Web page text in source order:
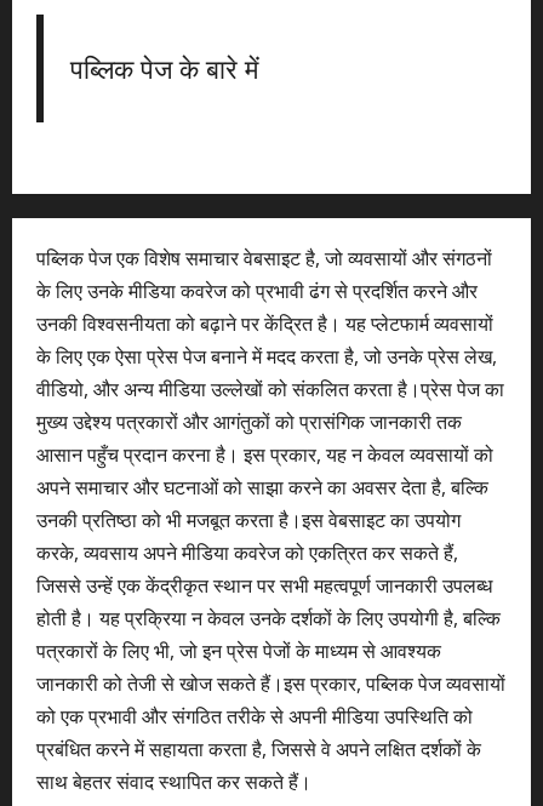
पब्लिक पेज के बारे में
पब्लिक पेज एक विशेष समाचार वेबसाइट है, जो व्यवसायों और संगठनों
के लिए उनके मीडिया कवरेज को प्रभावी ढंग से प्रदर्शित करने और
उनकी विश्वसनीयता को बढ़ाने पर केंद्रित है। यह प्लेटफार्म व्यवसायों
के लिए एक ऐसा प्रेस पेज बनाने में मदद करता है, जो उनके प्रेस लेख,
वीडियो, और अन्य मीडिया उल्लेखों को संकलित करता है।प्रेस पेज का
मुख्य उद्देश्य पत्रकारों और आगंतुकों को प्रासंगिक जानकारी तक
आसान पहुँच प्रदान करना है। इस प्रकार, यह न केवल व्यवसायों को
अपने समाचार और घटनाओं को साझा करने का अवसर देता है, बल्कि
उनकी प्रतिष्ठा को भी मजबूत करता है।इस वेबसाइट का उपयोग
करके, व्यवसाय अपने मीडिया कवरेज को एकत्रित कर सकते हैं,
जिससे उन्हें एक केंद्रीकृत स्थान पर सभी महत्वपूर्ण जानकारी उपलब्ध
होती है। यह प्रक्रिया न केवल उनके दर्शकों के लिए उपयोगी है, बल्कि
पत्रकारों के लिए भी, जो इन प्रेस पेजों के माध्यम से आवश्यक
जानकारी को तेजी से खोज सकते हैं।इस प्रकार, पब्लिक पेज व्यवसायों
को एक प्रभावी और संगठित तरीके से अपनी मीडिया उपस्थिति को
प्रबंधित करने में सहायता करता है, जिससे वे अपने लक्षित दर्शकों के
साथ बेहतर संवाद स्थापित कर सकते हैं।